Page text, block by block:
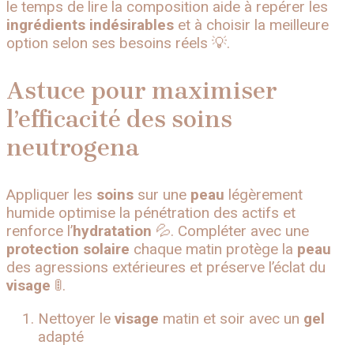
le temps de lire la composition aide à repérer les
ingrédients indésirables et à choisir la meilleure
option selon ses besoins réels 💡.
Astuce pour maximiser
l’efficacité des soins
neutrogena
Appliquer les soins sur une peau légèrement
humide optimise la pénétration des actifs et
renforce l’hydratation 💦. Compléter avec une
protection solaire chaque matin protège la peau
des agressions extérieures et préserve l’éclat du
visage 🚦.
Nettoyer le visage matin et soir avec un gel
adapté